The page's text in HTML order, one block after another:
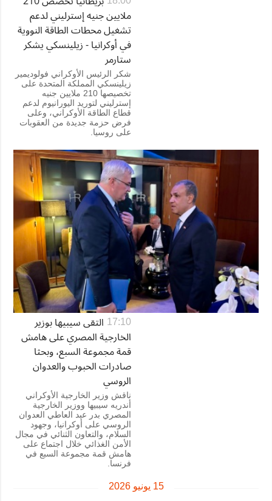
ملايين جنيه إسترليني لدعم
تشغيل محطات الطاقة النووية
في أوكرانيا - زيلينسكي يشكر
ستارمر
شكر الرئيس الأوكراني فولوديمير
زيلينسكي المملكة المتحدة على
تخصيصها 210 ملايين جنيه
إسترليني لتوريد اليورانيوم لدعم
قطاع الطاقة الأوكراني، وعلى
فرض حزمة جديدة من العقوبات
على روسيا.
17:10 التقى سيبيها بوزير
الخارجية المصري على هامش
قمة مجموعة السبع، وبحثا
صادرات الحبوب والعدوان
الروسي
ناقش وزير الخارجية الأوكراني
أندريه سيبيها ووزير الخارجية
المصري بدر عبد العاطي العدوان
الروسي على أوكرانيا، وجهود
السلام، والتعاون الثنائي في مجال
الأمن الغذائي خلال اجتماع على
هامش قمة مجموعة السبع في
فرنسا.
15 يونيو 2026